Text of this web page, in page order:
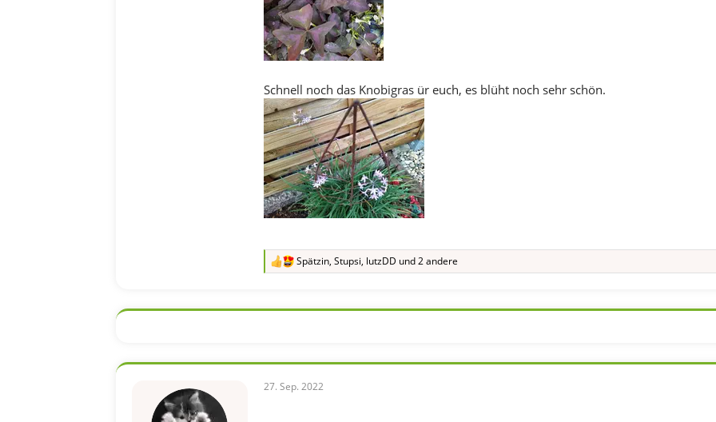
Schnell noch das Knobigras ür euch, es blüht noch sehr schön.
R
e
n
:
Spätzin, Stupsi, lutzDD und 2 andere
27. Sep. 2022